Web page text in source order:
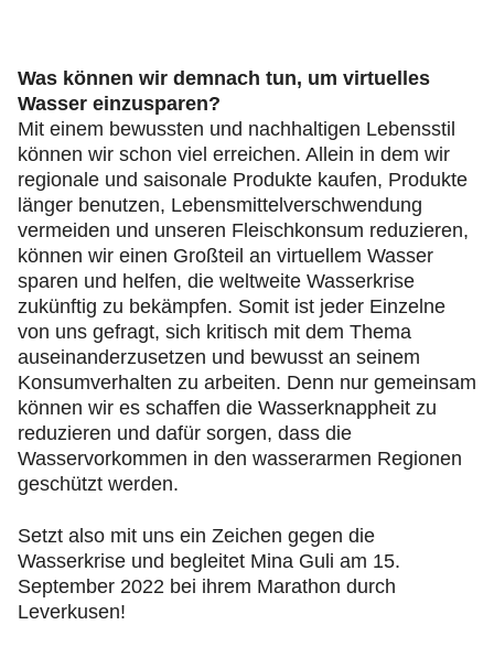
Was können wir demnach tun, um virtuelles
Wasser einzusparen?
Mit einem bewussten und nachhaltigen Lebensstil
können wir schon viel erreichen. Allein in dem wir
regionale und saisonale Produkte kaufen, Produkte
länger benutzen, Lebensmittelverschwendung
vermeiden und unseren Fleischkonsum reduzieren,
können wir einen Großteil an virtuellem Wasser
sparen und helfen, die weltweite Wasserkrise
zukünftig zu bekämpfen. Somit ist jeder Einzelne
von uns gefragt, sich kritisch mit dem Thema
auseinanderzusetzen und bewusst an seinem
Konsumverhalten zu arbeiten. Denn nur gemeinsam
können wir es schaffen die Wasserknappheit zu
reduzieren und dafür sorgen, dass die
Wasservorkommen in den wasserarmen Regionen
geschützt werden.
Setzt also mit uns ein Zeichen gegen die
Wasserkrise und begleitet Mina Guli am 15.
September 2022 bei ihrem Marathon durch
Leverkusen!